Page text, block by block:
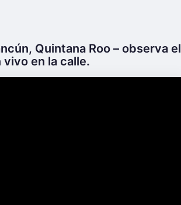
Quintana Roo – observa el
en la calle.